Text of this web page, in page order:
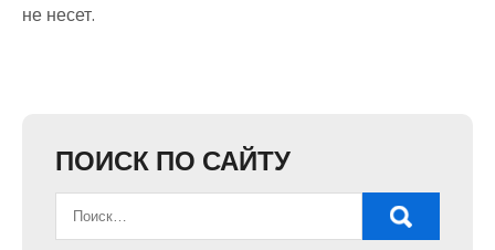
не несет.
ПОИСК ПО САЙТУ